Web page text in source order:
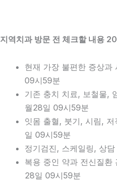
지역치과 방문 전 체크할 내용
현재 가장 불편한 증상
09시59분
기존 충치 치료, 보철물,
월28일 09시59분
잇몸 출혈, 붓기, 시림,
일 09시59분
정기검진, 스케일링, 상
복용 중인 약과 전신질
28일 09시59분